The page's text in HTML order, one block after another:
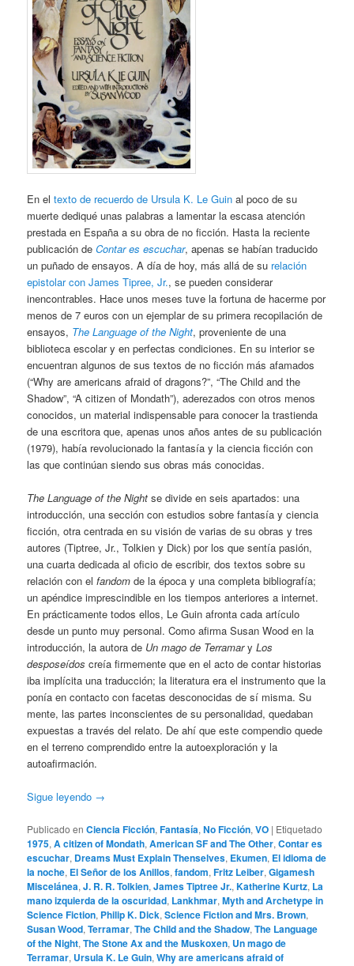
En eltexto de recuerdo de Ursula K. Le Guin al poco de su
muerte dediqué unas palabras a lamentar la escasa atención
prestada en España a su obra de no ficción. Hasta la reciente
publicación deContar es escuchar, apenas se habían traducido
un puñado de ensayos. A día de hoy, más allá de su relación
epistolar con James Tipree, Jr., se pueden considerar
inencontrables. Hace unos meses tuve la fortuna de hacerme por
menos de 7 euros con un ejemplar de su primera recopilación de
ensayos, The Language of the Night, proveniente de una
biblioteca escolar y en perfectas condiciones. En su interior se
encuentran algunos de sus textos de no ficción más afamados
(“Why are americans afraid of dragons?”, “The Child and the
Shadow”, “A citizen of Mondath”), aderezados con otros menos
conocidos, un material indispensable para conocer la trastienda
de una escritora que, apenas unos años antes de su publicación
(1979), había revolucionado la fantasía y la ciencia ficción con
las que continúan siendo sus obras más conocidas.
The Language of the Night se divide en seis apartados: una
introducción, una sección con estudios sobre fantasía y ciencia
ficción, otra centrada en su visión de varias de su obras y tres
autores (Tiptree, Jr., Tolkien y Dick) por los que sentía pasión,
una cuarta dedicada al oficio de escribir, dos textos sobre su
relación con elfandom de la época y una completa bibliografía;
un apéndice imprescindible en los tiempos anteriores a internet.
En prácticamente todos ellos, Le Guin afronta cada artículo
desde un punto muy personal. Como afirma Susan Wood en la
introducción, la autora de Un mago de TerramaryLos
desposeídos creía firmemente que en el acto de contar historias
iba implícita una traducción; la literatura era el instrumento que la
ponía en contacto con facetas desconocidas de sí misma. Su
mente, las partes inconscientes de su personalidad, quedaban
expuestas a través del relato. De ahí que este compendio quede
en el terreno comprendido entre la autoexploración y la
autoafirmación.
Sigue leyendo →
Publicado en Ciencia Ficción,Fantasía,No Ficción,VO | Etiquetado
1975,A citizen of Mondath,American SF and The Other,Contar es
escuchar, Dreams Must Explain Thenselves, Ekumen, El idioma de
la noche, El Señor de los Anillos,fandom,Fritz Leiber,Gigamesh
Miscelánea,J. R. R. Tolkien,James Tiptree Jr.,Katherine Kurtz, La
mano izquierda de la oscuridad, Lankhmar,Myth and Archetype in
Science Fiction, Philip K. Dick,Science Fiction and Mrs. Brown,
Susan Wood,Terramar,The Child and the Shadow,The Language
of the Night,The Stone Ax and the Muskoxen, Un mago de
Terramar, Ursula K. Le Guin,Why are americans afraid of